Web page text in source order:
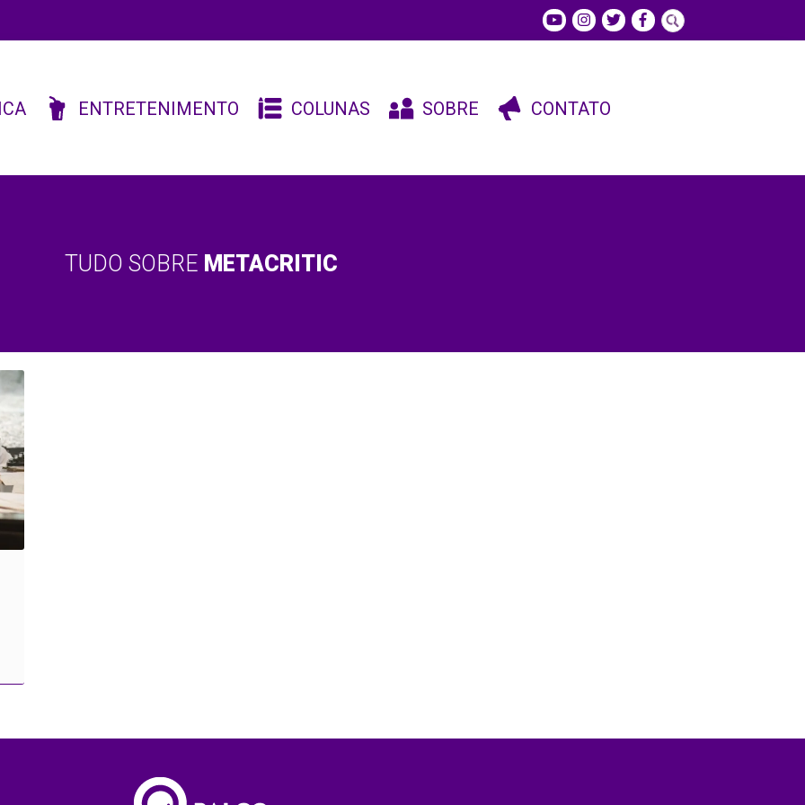
ENTRETENIMENTO COLUNAS SOBRE CONTATO
TUDO SOBRE METACRITIC